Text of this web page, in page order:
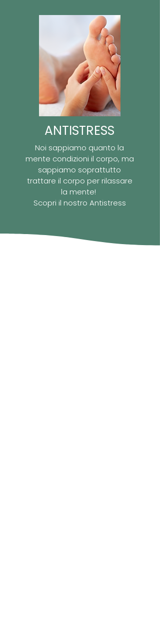
ANTISTRESS
Noi sappiamo quanto la
mente condizioni il corpo, ma
sappiamo soprattutto
trattare il corpo per rilassare
la mente!
Scopri il nostro Antistress